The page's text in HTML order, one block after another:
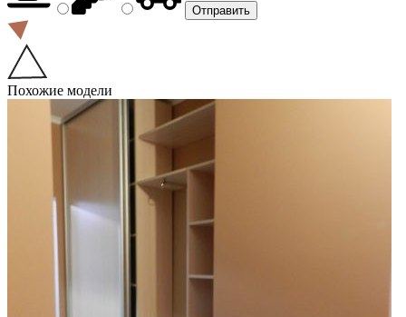
Похожие модели